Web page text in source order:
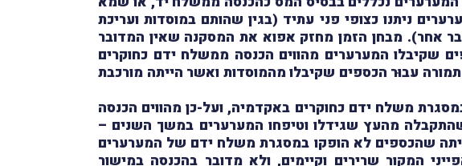
ניתנו כצופי פני עתיד (בגין שהותם במוסדות ועריכת
אחר). מבחן הזמן מחזק אפוא את המסקנה שאין המדובר
המערערים מהווים הכנסה ממשלח ידם כחוקרים
עבוּר הכספים שקיבלו מהמוסדות ואשר הייתה מורכבת
משלח ידם כחוקרים באקדמיה, ועל-כן מהווים הכנסה
שהתקבלה מהעץ שגידלו וטיפחו המערערים במשך השנים –
שהכספים לא הופקו במסגרת משלח ידם של המערערים
היה מדובר בהכנסה חייבת לפי סעיף 2(10), שכּן מאפייני המקור שרירים וקיימים, ולא מדובר בהכנסה במישור